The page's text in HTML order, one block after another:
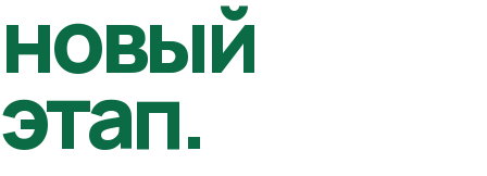
новый
этап.